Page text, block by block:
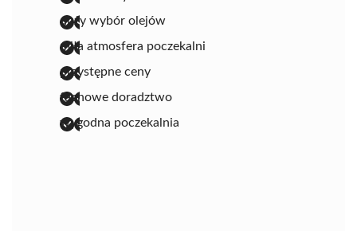
duży wybór olejów
miła atmosfera poczekalni
przystępne ceny
fachowe doradztwo
wygodna poczekalnia